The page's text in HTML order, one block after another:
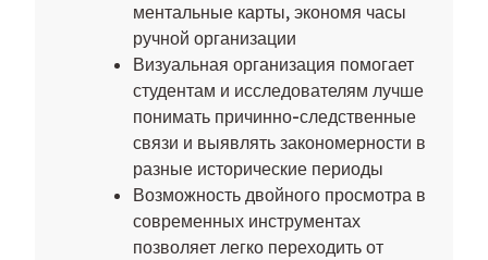
ментальные карты, экономя часы
ручной организации
Визуальная организация помогает
студентам и исследователям лучше
понимать причинно-следственные
связи и выявлять закономерности в
разные исторические периоды
Возможность двойного просмотра в
современных инструментах
позволяет легко переходить от